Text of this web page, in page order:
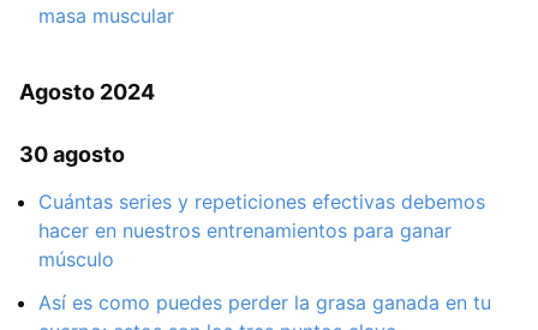
masa muscular
Agosto 2024
30 agosto
Cuántas series y repeticiones efectivas debemos
hacer en nuestros entrenamientos para ganar
músculo
Así es como puedes perder la grasa ganada en tu